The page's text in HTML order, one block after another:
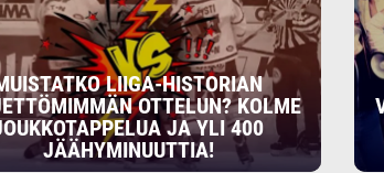
LIIGA-HISTORIAN
OTTELUN? KOLME
JA YLI 400
JÄÄHYMINUUTTIA!